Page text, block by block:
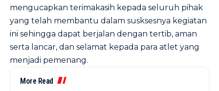
mengucapkan terimakasih kepada seluruh pihak
yang telah membantu dalam susksesnya kegiatan
ini sehingga dapat berjalan dengan tertib, aman
serta lancar, dan selamat kepada para atlet yang
menjadi pemenang.
More Read